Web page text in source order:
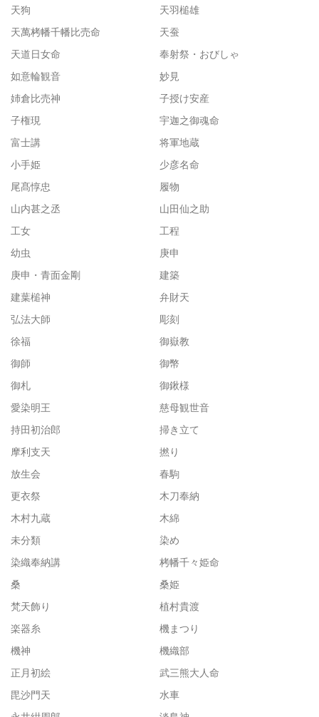
天狗
天羽槌雄
天萬栲幡千幡比売命
天蚕
天道日女命
奉射祭・おびしゃ
如意輪観音
妙見
姉倉比売神
子授け安産
子権現
宇迦之御魂命
富士講
将軍地蔵
小手姫
少彦名命
尾髙惇忠
履物
山内甚之丞
山田仙之助
工女
工程
幼虫
庚申
庚申・青面金剛
建築
建葉槌神
弁財天
弘法大師
彫刻
徐福
御嶽教
御師
御幣
御札
御鍬様
愛染明王
慈母観世音
持田初治郎
掃き立て
摩利支天
撚り
放生会
春駒
更衣祭
木刀奉納
木村九蔵
木綿
未分類
染め
染織奉納講
栲幡千々姫命
桑
桑姫
梵天飾り
植村貴渡
楽器糸
機まつり
機神
機織部
正月初絵
武三熊大人命
毘沙門天
水車